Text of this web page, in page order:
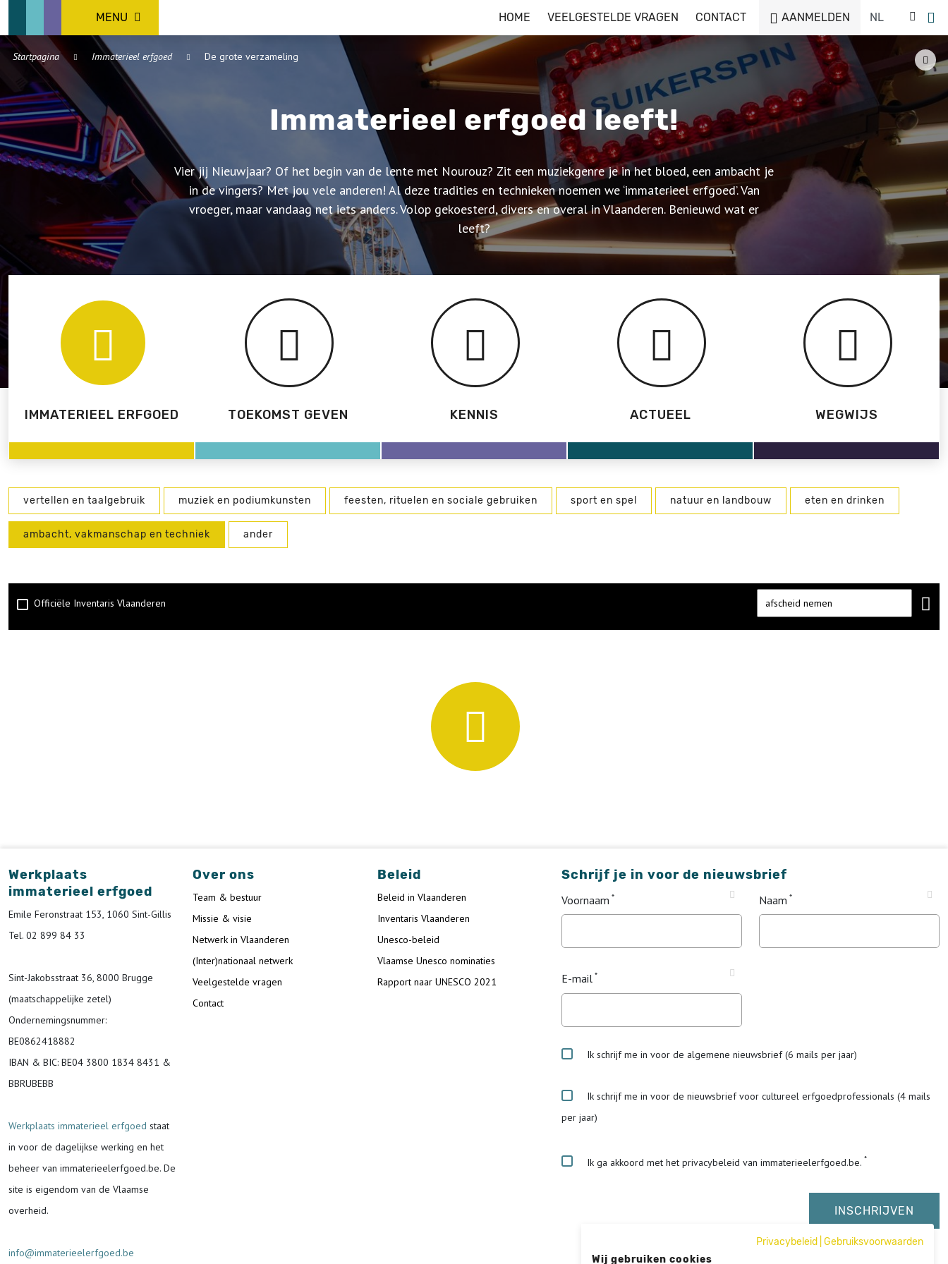
MENU HOME VEELGESTELDE VRAGEN CONTACT AANMELDEN
Startpagina Immaterieel erfgoed De grote verzameling
Immaterieel erfgoed leeft!
Vier jij Nieuwjaar? Of het begin van de lente met Nourouz? Zit een muziekgenre je in het bloed, een ambacht je
in de vingers? Met jou vele anderen! Al deze tradities en technieken noemen we ‘immaterieel erfgoed’. Van
vroeger, maar vandaag net iets anders. Volop gekoesterd, divers en overal in Vlaanderen. Benieuwd wat er
leeft?
IMMATERIEEL ERFGOED TOEKOMST GEVEN KENNIS ACTUEEL WEGWIJS
vertellen en taalgebruik muziek en podiumkunsten feesten, rituelen en sociale gebruiken sport en spel natuur en landbouw eten en drinken
ambacht, vakmanschap en techniek ander
Officiële Inventaris Vlaanderen
Werkplaats
immaterieel erfgoed
Emile Feronstraat 153, 1060 Sint-Gillis
Tel. 02 899 84 33
Sint-Jakobsstraat 36, 8000 Brugge
(maatschappelijke zetel)
Ondernemingsnummer:
BE0862418882
IBAN & BIC: BE04 3800 1834 8431 &
BBRUBEBB
Werkplaats immaterieel erfgoed staat
in voor de dagelijkse werking en het
beheer van immaterieelerfgoed.be. De
site is eigendom van de Vlaamse
overheid.
info@immaterieelerfgoed.be
Over ons
Team & bestuur
Missie & visie
Netwerk in Vlaanderen
(Inter)nationaal netwerk
Veelgestelde vragen
Contact
Beleid
Beleid in Vlaanderen
Inventaris Vlaanderen
Unesco-beleid
Vlaamse Unesco nominaties
Rapport naar UNESCO 2021
Schrijf je in voor de nieuwsbrief
Voornaam Naam
E-mail
Ik schrijf me in voor de algemene nieuwsbrief (6 mails per jaar)
Ik schrijf me in voor de nieuwsbrief voor cultureel erfgoedprofessionals (4 mails
per jaar)
Ik ga akkoord met het privacybeleid van immaterieelerfgoed.be.
Privacybeleid
Gebruiksvoorwaarden
Wij gebruiken cookies